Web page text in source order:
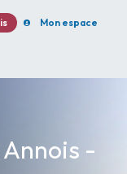
Mon espace
-